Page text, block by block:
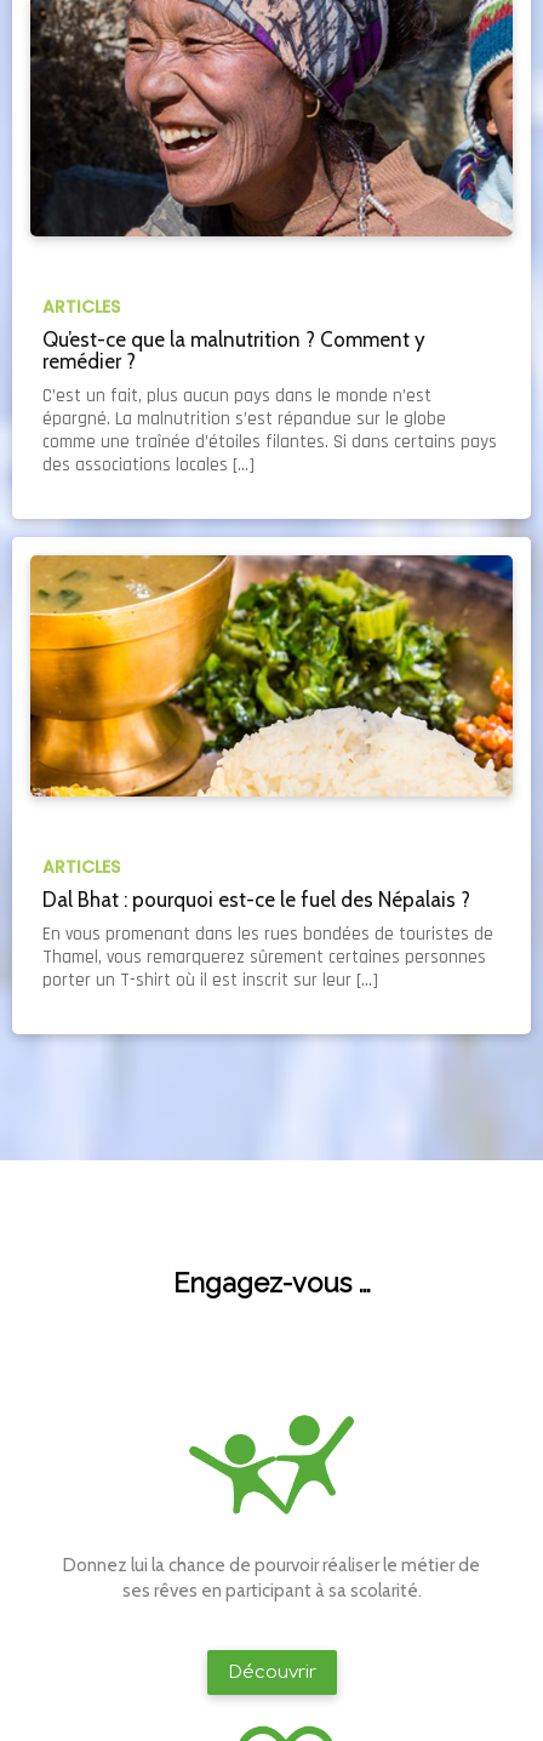
ARTICLES
Qu’est-ce que la malnutrition ? Comment y
remédier ?
C’est un fait, plus aucun pays dans le monde n’est
épargné. La malnutrition s’est répandue sur le globe
comme une traînée d’étoiles filantes. Si dans certains pays
des associations locales […]
ARTICLES
Dal Bhat : pourquoi est-ce le fuel des Népalais ?
En vous promenant dans les rues bondées de touristes de
Thamel, vous remarquerez sûrement certaines personnes
porter un T-shirt où il est inscrit sur leur […]
Engagez-vous …
Donnez lui la chance de pourvoir réaliser le métier de
ses rêves en participant à sa scolarité.
Découvrir